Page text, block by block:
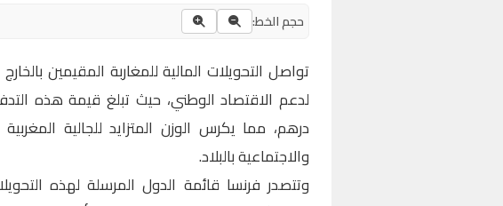
حجم الخط:
تواصل التحويلات المالية للمغاربة المقيمين
درهم، مما يكرس الوزن المتزايد للجالية
والاجتماعية بالبلاد.
وتتصدر فرنسا قائمة الدول المرسلة لهذه